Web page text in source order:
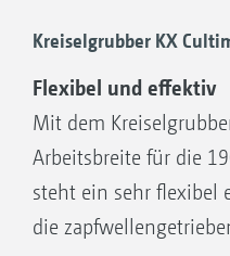
Kreiselgrubber KX
Flexibel und effektiv
Mit dem
Arbeitsbreite für die
steht ein sehr flexibel
die